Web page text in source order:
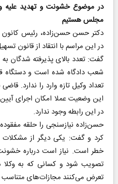
در موضوع خشونت و تهدید علیه
مجلس هستیم
دکتر حسن حسن‌زاده، رئیس کانون
در این مراسم با انتقاد از قانون
گفت: تعدد بالای پذیرفته شدگان به
شعب دادگاه شده است و دستگاه
تعداد وکیل تازه وارد را ندارد.
این وضعیت عملا امکان اجرای
در این رابطه وجود ندارد.
حسن‌زاده نیازسنجی را حلقه
کرد و گفت: یکی دیگر از
خطر است. نیاز است درباره
تصویب شود و کسانی که به وکلا
تعرض می‌کنند مجازات‌های متناسب